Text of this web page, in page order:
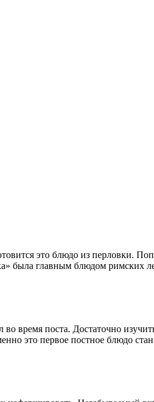
это блюдо из перловки.
была главным блюдом римских
во время поста. Достаточно
это первое постное блюдо